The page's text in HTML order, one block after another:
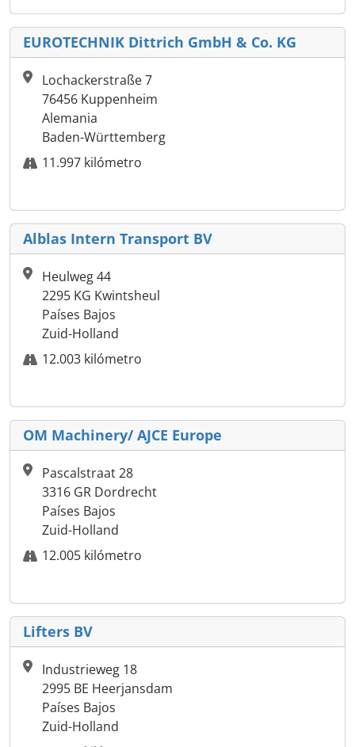
EUROTECHNIK Dittrich GmbH & Co. KG
Lochackerstraße 7
76456 Kuppenheim
Alemania
Baden-Württemberg
11.997 kilómetro
Alblas Intern Transport BV
Heulweg 44
2295 KG Kwintsheul
Países Bajos
Zuid-Holland
12.003 kilómetro
OM Machinery/ AJCE Europe
Pascalstraat 28
3316 GR Dordrecht
Países Bajos
Zuid-Holland
12.005 kilómetro
Lifters BV
Industrieweg 18
2995 BE Heerjansdam
Países Bajos
Zuid-Holland